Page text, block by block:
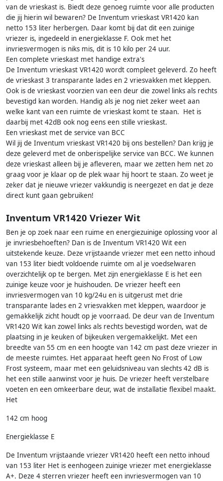
van de vrieskast is. Biedt deze genoeg ruimte voor alle producten
die jij hierin wil bewaren? De Inventum vrieskast VR1420 kan
netto 153 liter herbergen. Daar komt bij dat dit een zuinige
vriezer is, ingedeeld in energieklasse F. Ook met het
invriesvermogen is niks mis, dit is 10 kilo per 24 uur.
Een complete vrieskast met handige extra's
De Inventum vrieskast VR1420 wordt compleet geleverd. Zo heeft
de vrieskast 3 transparante lades en 2 vriesvakken met kleppen.
Ook is de vrieskast voorzien van een deur die zowel links als rechts
bevestigd kan worden. Handig als je nog niet zeker weet aan
welke kant van een ruimte de vrieskast komt te staan. Het is
daarbij met 42dB ook nog eens een stille vrieskast.
Een vrieskast met de service van BCC
Wil jij de Inventum vrieskast VR1420 bij ons bestellen? Dan krijg je
deze geleverd met de onberispelijke service van BCC. We kunnen
deze vrieskast alleen bij je afleveren, maar we zetten hem net zo
graag voor je klaar op de plek waar hij hoort te staan. Zo weet je
zeker dat je nieuwe vriezer vakkundig is neergezet en dat je deze
direct kunt gaan gebruiken!
Inventum VR1420 Vriezer Wit
Ben je op zoek naar een ruime en energiezuinige oplossing voor al
je invriesbehoeften? Dan is de Inventum VR1420 Wit een
uitstekende keuze. Deze vrijstaande vriezer met een netto inhoud
van 153 liter biedt voldoende ruimte om al je voedselwaren
overzichtelijk op te bergen. Met zijn energieklasse E is het een
zuinige keuze voor je huishouden. De vriezer heeft een
invriesvermogen van 10 kg/24u en is uitgerust met drie
transparante lades en 2 vriesvakken met kleppen, waardoor je
gemakkelijk zicht houdt op je voorraad. De deur van de Inventum
VR1420 Wit kan zowel links als rechts bevestigd worden, wat de
plaatsing in je keuken of bijkeuken vergemakkelijkt. Met een
breedte van 55 cm en een hoogte van 142 cm past deze vriezer in
de meeste ruimtes. Het apparaat heeft geen No Frost of Low
Frost systeem, maar met een geluidsniveau van slechts 42 dB is
het een stille aanwinst voor je huis. De vriezer heeft verstelbare
voeten en een omkeerbare deur, wat de installatie flexibel maakt.
Het
142 cm hoog
Energieklasse E
De Inventum vrijstaande vriezer VR1420 heeft een netto inhoud
van 153 liter Het is eenhogeen zuinige vriezer met energieklasse
A+. Deze 4 sterren vriezer heeft een invriesvermogen van 10